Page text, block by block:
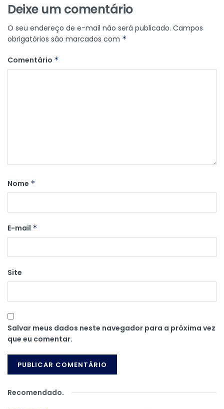
Deixe um comentário
O seu endereço de e-mail não será publicado. Campos
obrigatórios são marcados com *
Comentário *
Nome *
E-mail *
Site
Salvar meus dados neste navegador para a próxima vez
que eu comentar.
Recomendado.